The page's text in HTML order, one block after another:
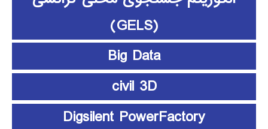
(GELS)
Big Data
civil 3D
Digsilent PowerFactory